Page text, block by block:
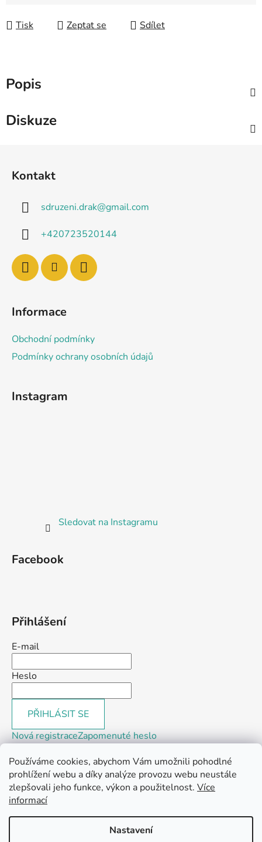
Používáme cookies, abychom Vám umožnili pohodlné
prohlížení webu a díky analýze provozu webu neustále
zlepšovali jeho funkce, výkon a použitelnost. Více
informací
Nastavení
Tisk Zeptat se Sdílet
Popis
Diskuze
Kontakt
sdruzeni.drak@gmail.com
+420723520144
Informace
Obchodní podmínky
Podmínky ochrany osobních údajů
Instagram
Sledovat na Instagramu
Facebook
Přihlášení
E-mail
Heslo
PŘIHLÁSIT SE
Nová registraceZapomenuté heslo
Webové stránky
Youtube Tik-Tok